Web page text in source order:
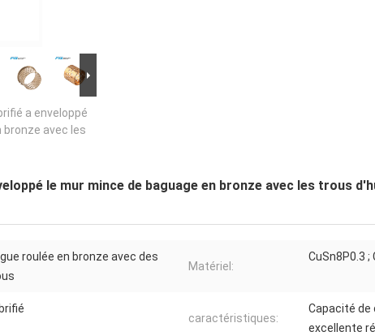
a enveloppé
bronze avec les
le mur mince de baguage en bronze avec les trous
roulée en bronze avec des
Matériel:
CuSn8P0.3 ;
caractéristiques:
Capacité de
excellente